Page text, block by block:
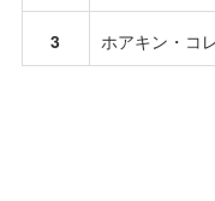
3 ホアキン・コ